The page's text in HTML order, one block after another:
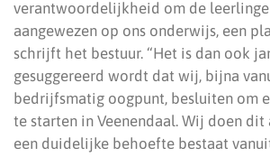
verantwoordelijkheid om de
aangewezen op ons onderwijs, een
schrijft het bestuur. “Het is dan ook
gesuggereerd wordt dat wij, bijna
bedrijfsmatig oogpunt, besluiten om
te starten in Veenendaal. Wij doen
een duidelijke behoefte bestaat